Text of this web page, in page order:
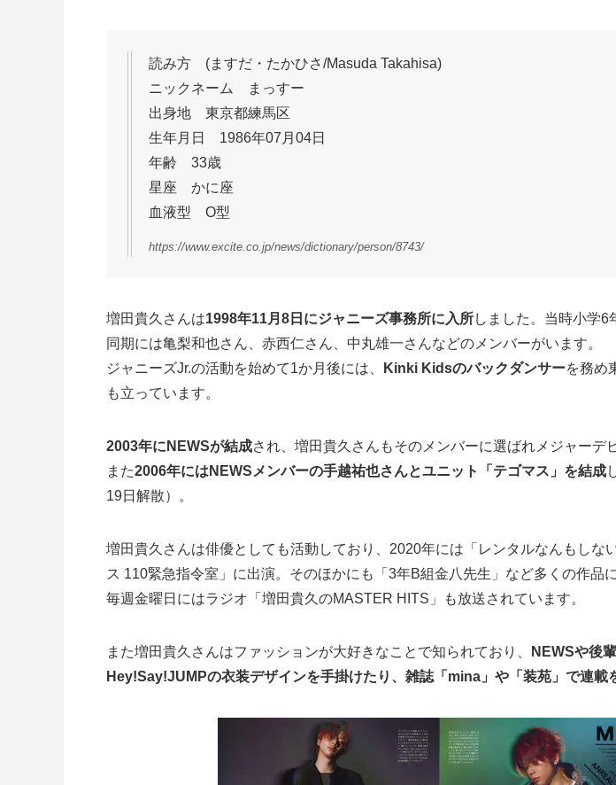
読み方 (ますだ・たかひさ/Masuda Takahisa)
ニックネーム まっすー
出身地 東京都練馬区
生年月日 1986年07月04日
年齢 33歳
星座 かに座
血液型 O型
https://www.excite.co.jp/news/dictionary/person/8743/
増田貴久さんは1998年11月8日にジャニーズ事務所に入所しました。当時小学6
同期には亀梨和也さん、赤西仁さん、中丸雄一さんなどのメンバーがいます。
ジャニーズJr.の活動を始めて1か月後には、
Kinki Kidsのバックダンサーを務め
も立っています。
2003年にNEWSが結成され、増田貴久さんもそのメンバーに選ばれメジャーデ
また2006年にはNEWSメンバーの手越祐也さんとユニット「テゴマス」を結成
19日解散）。
増田貴久さんは俳優としても活動しており、2020年には「レンタルなんもしな
ス 110緊急指令室」に出演。そのほかにも「3年B組金八先生」など多くの作品
毎週金曜日にはラジオ「増田貴久のMASTER HITS」も放送されています。
また増田貴久さんはファッションが大好きなことで知られており、
NEWSや後
Hey!Say!JUMPの衣装デザインを手掛けたり、雑誌「mina」や「装苑」で連載